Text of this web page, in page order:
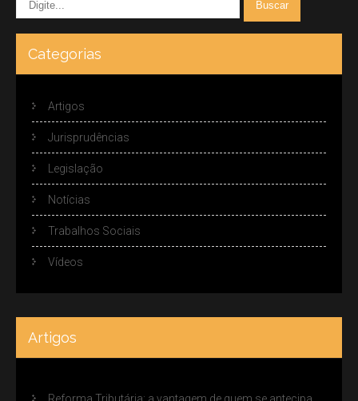
Categorias
Artigos
Jurisprudências
Legislação
Notícias
Trabalhos Sociais
Vídeos
Artigos
Reforma Tributária: a vantagem de quem se antecipa